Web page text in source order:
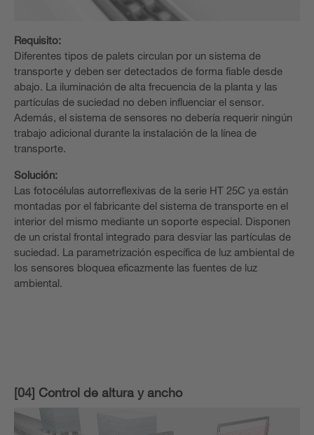
Requisito:
Diferentes tipos de palets circulan por un sistema de
transporte y deben ser detectados de forma fiable desde
abajo. La iluminación de alta frecuencia de la planta y las
partículas de suciedad no deben influenciar el sensor.
Además, el sistema de sensores no debería requerir ningún
trabajo adicional durante la instalación de la línea de
transporte.
Solución:
Las fotocélulas autorreflexivas de la serie HT 25C ya están
montadas por el fabricante del sistema de transporte en el
interior del mismo mediante un soporte especial. Disponen
de un cristal frontal integrado para desviar las partículas de
suciedad. La parametrización específica de luz ambiental de
los sensores bloquea eficazmente las fuentes de luz
ambiental.
[04] Control de altura y ancho